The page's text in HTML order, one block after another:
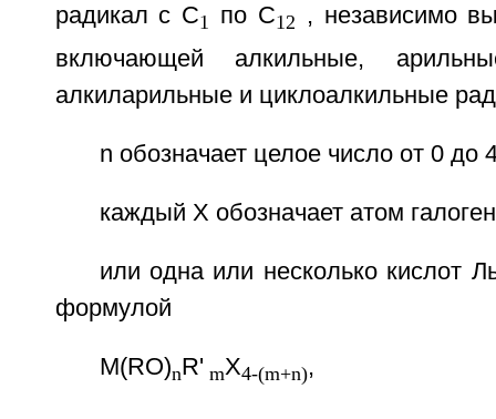
радикал с C1 по С12
, независимо
включающей алкильные,
алкиларильные и циклоалкильные
n обозначает целое число от 0 до
каждый X обозначает атом
или одна или несколько кислот
формулой
M(RO)nR' mX4-(m+n),